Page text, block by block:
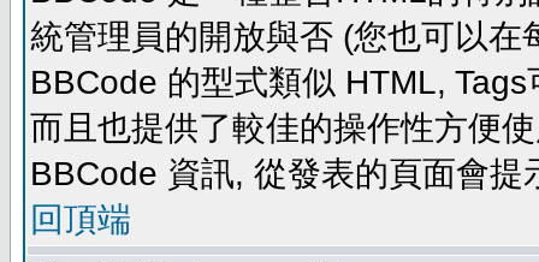
統管理員的開放與否 (您也可以
BBCode 的型式類似 HTML,
而且也提供了較佳的操作性方便
BBCode 資訊, 從發表的頁面會提
回頂端